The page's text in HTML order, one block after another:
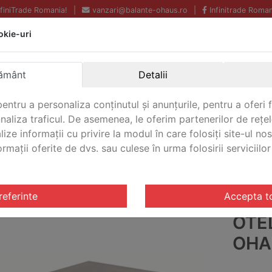
Romania! vanzari@balante-ohaus.ro Infinitrade
Echipamente profesionale
Oriunde in Romania.
CONTACT
VE/ Platforma de cantarire otel inoxidabil Seria VE
uri
Detalii
a personaliza conținutul și anunțurile, pentru a oferi
traficul. De asemenea, le oferim partenerilor de
informații cu privire la modul în care folosiți site-ul
oferite de dvs. sau culese în urma folosirii serviciilor
Accepta